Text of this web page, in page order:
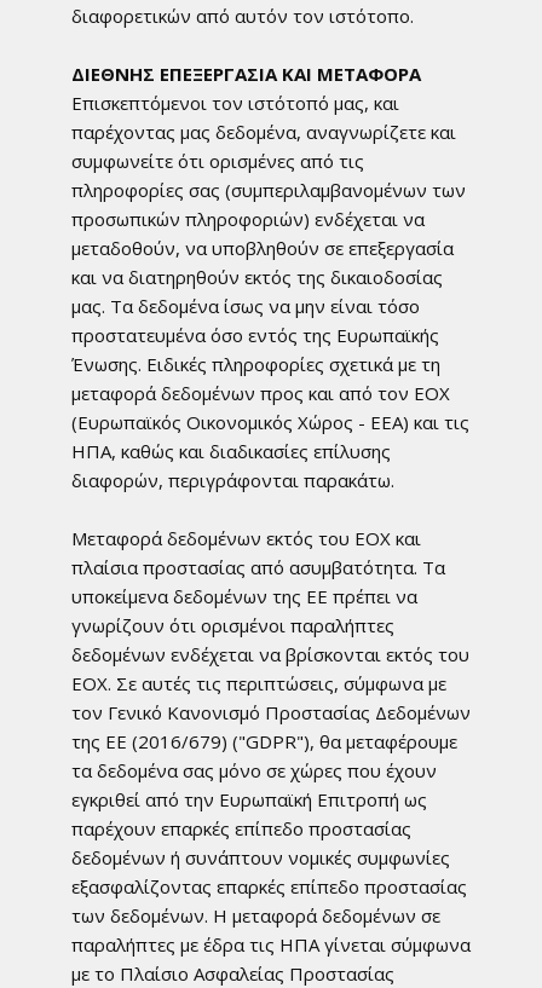
διαφορετικών από αυτόν τον ιστότοπο.
ΔΙΕΘΝΗΣ ΕΠΕΞΕΡΓΑΣΙΑ ΚΑΙ ΜΕΤΑΦΟΡΑ
Επισκεπτόμενοι τον ιστότοπό μας, και
παρέχοντας μας δεδομένα, αναγνωρίζετε και
συμφωνείτε ότι ορισμένες από τις
πληροφορίες σας (συμπεριλαμβανομένων των
προσωπικών πληροφοριών) ενδέχεται να
μεταδοθούν, να υποβληθούν σε επεξεργασία
και να διατηρηθούν εκτός της δικαιοδοσίας
μας. Τα δεδομένα ίσως να μην είναι τόσο
προστατευμένα όσο εντός της Ευρωπαϊκής
Ένωσης. Ειδικές πληροφορίες σχετικά με τη
μεταφορά δεδομένων προς και από τον ΕΟΧ
(Ευρωπαϊκός Οικονομικός Χώρος - ΕΕΑ) και τις
ΗΠΑ, καθώς και διαδικασίες επίλυσης
διαφορών, περιγράφονται παρακάτω.
Μεταφορά δεδομένων εκτός του ΕΟΧ και
πλαίσια προστασίας από ασυμβατότητα. Τα
υποκείμενα δεδομένων της ΕΕ πρέπει να
γνωρίζουν ότι ορισμένοι παραλήπτες
δεδομένων ενδέχεται να βρίσκονται εκτός του
ΕΟΧ. Σε αυτές τις περιπτώσεις, σύμφωνα με
τον Γενικό Κανονισμό Προστασίας Δεδομένων
της ΕΕ (2016/679) ("GDPR"), θα μεταφέρουμε
τα δεδομένα σας μόνο σε χώρες που έχουν
εγκριθεί από την Ευρωπαϊκή Επιτροπή ως
παρέχουν επαρκές επίπεδο προστασίας
δεδομένων ή συνάπτουν νομικές συμφωνίες
εξασφαλίζοντας επαρκές επίπεδο προστασίας
των δεδομένων. Η μεταφορά δεδομένων σε
παραλήπτες με έδρα τις ΗΠΑ γίνεται σύμφωνα
με το Πλαίσιο Ασφαλείας Προστασίας